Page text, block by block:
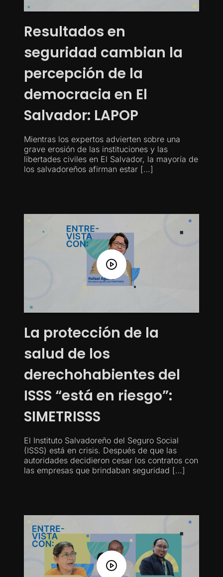
Resultados en
seguridad cambian la
percepción de la
democracia en El
Salvador: LAPOP
Mientras los expertos advierten sobre una
grave erosión de las instituciones y las
libertades civiles en El Salvador, la mayoría de
los salvadoreños afirman estar […]
La protección de la
salud de los
derechohabientes del
ISSS “está en riesgo”:
SIMETRISSS
El Instituto Salvadoreño del Seguro Social
(ISSS) está en crisis. Después de que las
autoridades decidieron cesar los contratos con
las empresas que brindaban seguridad […]